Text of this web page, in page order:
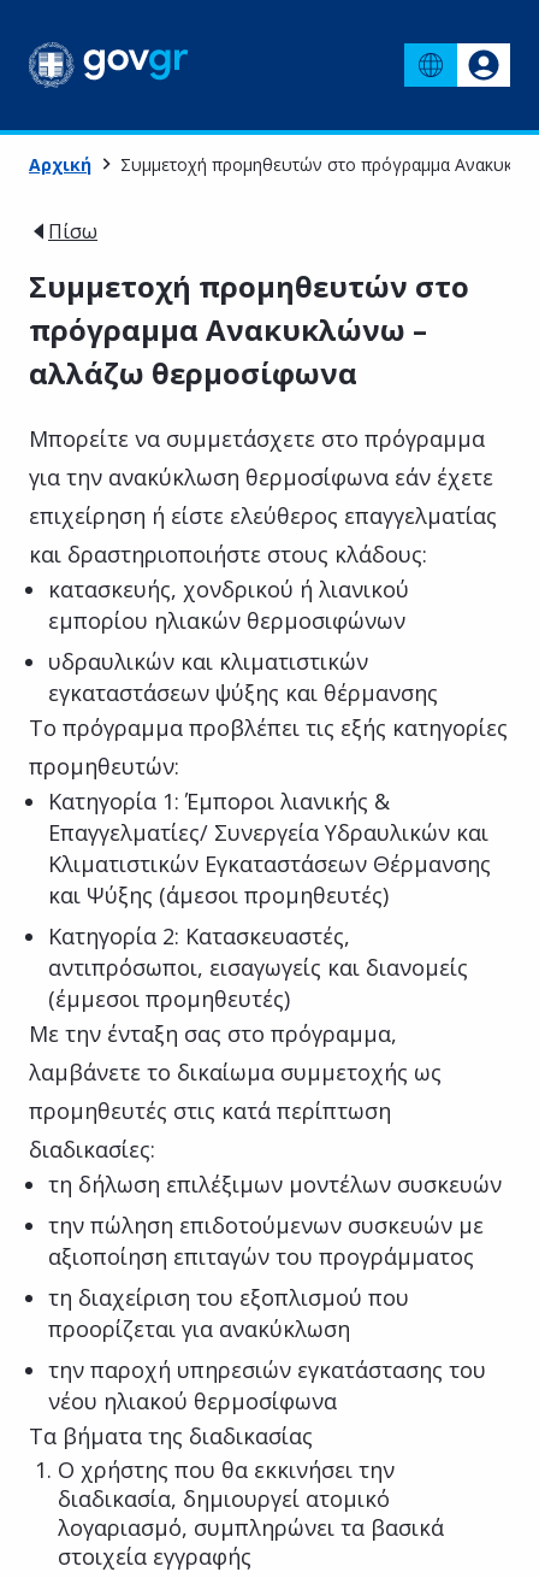
Αρχική Συμμετοχή προμηθευτών στο πρόγραμμα
Πίσω
Συμμετοχή προμηθευτών στο
πρόγραμμα Ανακυκλώνω –
αλλάζω θερμοσίφωνα
Μπορείτε να συμμετάσχετε στο πρόγραμμα
για την ανακύκλωση θερμοσίφωνα εάν έχετε
επιχείρηση ή είστε ελεύθερος επαγγελματίας
και δραστηριοποιήστε στους κλάδους:
κατασκευής, χονδρικού ή λιανικού
εμπορίου ηλιακών θερμοσιφώνων
υδραυλικών και κλιματιστικών
εγκαταστάσεων ψύξης και θέρμανσης
Το πρόγραμμα προβλέπει τις εξής κατηγορίες
προμηθευτών:
Κατηγορία 1: Έμποροι λιανικής &
Επαγγελματίες/ Συνεργεία Υδραυλικών και
Κλιματιστικών Εγκαταστάσεων Θέρμανσης
και Ψύξης (άμεσοι προμηθευτές)
Κατηγορία 2: Κατασκευαστές,
αντιπρόσωποι, εισαγωγείς και διανομείς
(έμμεσοι προμηθευτές)
Με την ένταξη σας στο πρόγραμμα,
λαμβάνετε το δικαίωμα συμμετοχής ως
προμηθευτές στις κατά περίπτωση
διαδικασίες:
τη δήλωση επιλέξιμων μοντέλων συσκευών
την πώληση επιδοτούμενων συσκευών με
αξιοποίηση επιταγών του προγράμματος
τη διαχείριση του εξοπλισμού που
προορίζεται για ανακύκλωση
την παροχή υπηρεσιών εγκατάστασης του
νέου ηλιακού θερμοσίφωνα
Τα βήματα της διαδικασίας
Ο χρήστης που θα εκκινήσει την
διαδικασία, δημιουργεί ατομικό
λογαριασμό, συμπληρώνει τα βασικά
στοιχεία εγγραφής